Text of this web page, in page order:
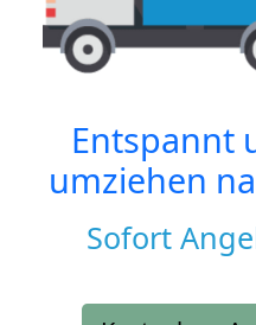
Entspannt
umziehen
Sofort